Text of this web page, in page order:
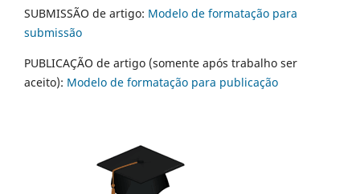
SUBMISSÃO de artigo: Modelo de formatação para
submissão
PUBLICAÇÃO de artigo (somente após trabalho ser
aceito): Modelo de formatação para publicação